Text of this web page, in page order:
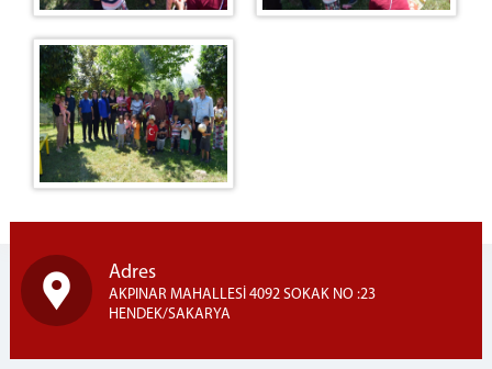
Adres
AKPINAR MAHALLESİ 4092 SOKAK NO :23
HENDEK/SAKARYA